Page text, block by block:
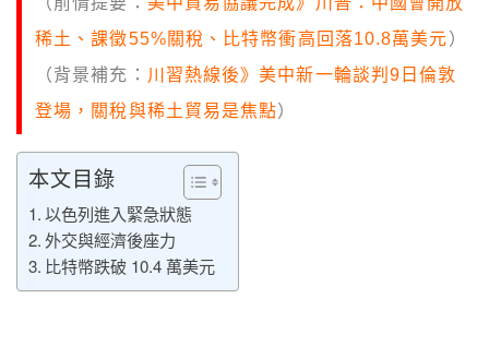
稀土、課徵55%關稅、比特幣衝高回落10.8萬美元）
（背景補充： 川習熱線後》美中新一輪談判9日倫敦
登場，關稅與稀土貿易是焦點）
本文目錄
以色列進入緊急狀態
外交與經濟後座力
比特幣跌破 10.4 萬美元